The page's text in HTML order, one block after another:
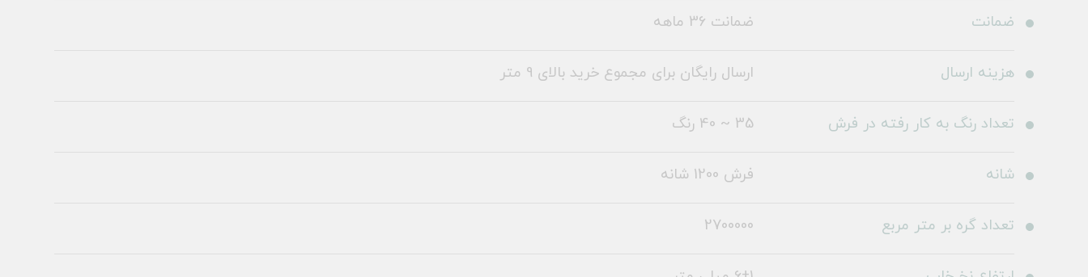
ضمانت ضمانت 36 ماهه
هزینه ارسال ارسال رایگان برای مجموع خرید بالای 9 متر
تعداد رنگ به کار رفته در فرش 35 ~ 40 رنگ
شانه فرش 1200 شانه
تعداد گره بر متر مربع 2700000